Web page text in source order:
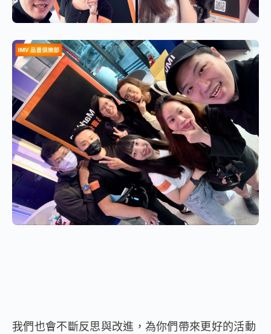
我們也會不斷反思與改進，為你們帶來更好的活動